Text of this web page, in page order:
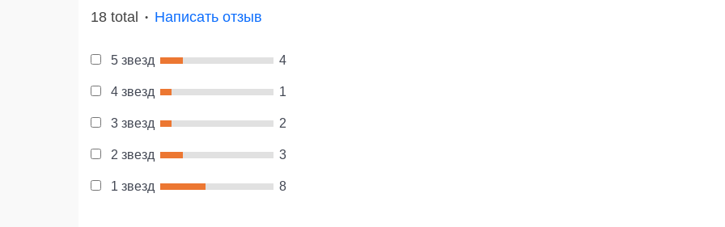
18 total ● Написать отзыв
5 звезд 4
4 звезд 1
3 звезд 2
2 звезд 3
1 звезд 8